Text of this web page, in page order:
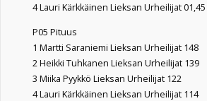
4 Lauri Kärkkäinen Lieksan Urheilijat 01,45
P05 Pituus
1 Martti Saraniemi Lieksan Urheilijat 148
2 Heikki Tuhkanen Lieksan Urheilijat 139
3 Miika Pyykkö Lieksan Urheilijat 122
4 Lauri Kärkkäinen Lieksan Urheilijat 114